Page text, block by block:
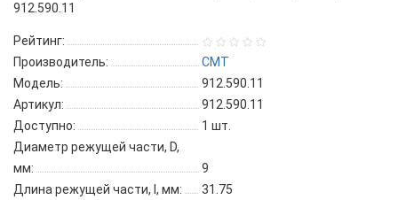
912.590.11
Рейтинг:
Производитель:
CMT
Модель:
912.590.11
Артикул:
912.590.11
Доступно:
1 шт.
Диаметр режущей части, D,
мм:
9
Длина режущей части, l, мм:
31.75